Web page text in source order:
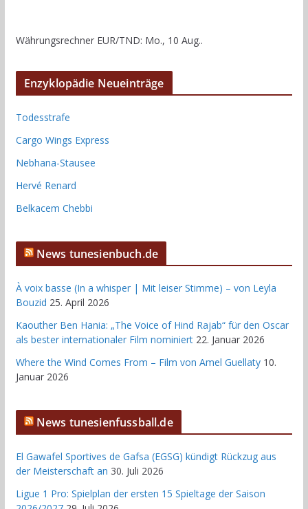
Währungsrechner EUR/TND: Mo., 10 Aug..
Enzyklopädie Neueinträge
Todesstrafe
Cargo Wings Express
Nebhana-Stausee
Hervé Renard
Belkacem Chebbi
News tunesienbuch.de
À voix basse (In a whisper | Mit leiser Stimme) – von Leyla
Bouzid 25. April 2026
Kaouther Ben Hania: „The Voice of Hind Rajab“ für den Oscar
als bester internationaler Film nominiert 22. Januar 2026
Where the Wind Comes From – Film von Amel Guellaty 10.
Januar 2026
News tunesienfussball.de
El Gawafel Sportives de Gafsa (EGSG) kündigt Rückzug aus
der Meisterschaft an 30. Juli 2026
Ligue 1 Pro: Spielplan der ersten 15 Spieltage der Saison